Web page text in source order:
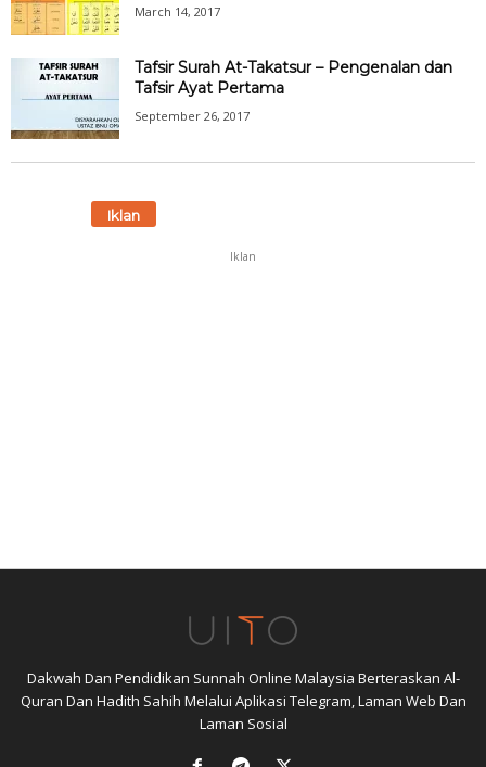
March 14, 2017
Tafsir Surah At-Takatsur – Pengenalan dan
Tafsir Ayat Pertama
September 26, 2017
Iklan
Iklan
Dakwah Dan Pendidikan Sunnah Online Malaysia Berteraskan Al-
Quran Dan Hadith Sahih Melalui Aplikasi Telegram, Laman Web Dan
Laman Sosial